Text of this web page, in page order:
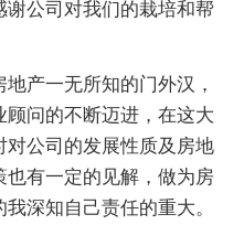
公司对我们的栽培和帮
产一无所知的门外汉，
问的不断迈进，在这大
公司的发展性质及房地
有一定的见解，做为房
深知自己责任的重大。